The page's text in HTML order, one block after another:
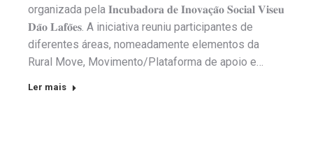
organizada pela 𝐈𝐧𝐜𝐮𝐛𝐚𝐝𝐨𝐫𝐚 𝐝𝐞 𝐈𝐧𝐨𝐯𝐚𝐜̧𝐚̃𝐨 𝐒𝐨𝐜𝐢𝐚𝐥 𝐕𝐢𝐬𝐞𝐮
𝐃𝐚̃𝐨 𝐋𝐚𝐟𝐨̃𝐞𝐬. A iniciativa reuniu participantes de
diferentes áreas, nomeadamente elementos da
Rural Move, Movimento/Plataforma de apoio e…
Ler mais